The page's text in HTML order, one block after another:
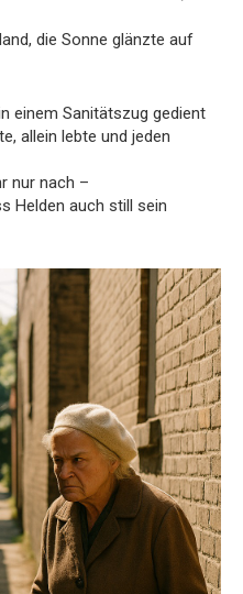
die Sonne glänzte auf
einem Sanitätszug gedient
allein lebte und jeden
nur nach –
Helden auch still sein